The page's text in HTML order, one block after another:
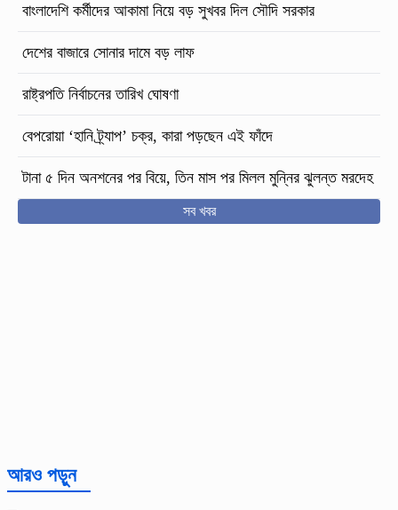
বাংলাদেশি কর্মীদের আকামা নিয়ে বড় সুখবর দিল সৌদি সরকার
দেশের বাজারে সোনার দামে বড় লাফ
রাষ্ট্রপতি নির্বাচনের তারিখ ঘোষণা
বেপরোয়া ‘হানি ট্র্যাপ’ চক্র, কারা পড়ছেন এই ফাঁদে
টানা ৫ দিন অনশনের পর বিয়ে, তিন মাস পর মিলল মুন্নির ঝুলন্ত মরদেহ
সব খবর
আরও পড়ুন